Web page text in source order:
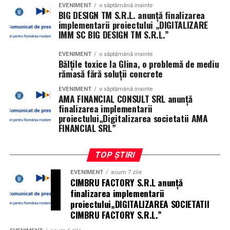
Astfel, chiar dacă nu sunt mereu în centrul atenției,
facilitățile sanitare rămân una dintre componentele
și orientat spre nevoile reale ale vizitatorilor.
Individuelle Softwareentwicklung.Das Team baut
Anwendungen entlang der bestehenden
bis zu internen Fachanwendungen — statt eine
Standardlösung überzustülpen.
Infrastruktur- und Cloud-Betrieb.Laufende
Überwachung von Netzwerken und Cloud-Umgebungen,
mit dem Ziel, Ausfälle zu verhindern statt sie
nachträglich zu reparieren.
Anwendungswartung.Die im Alltag unsichtbare
Arbeit: Fehler beheben, Updates einspielen,
Performance nachjustieren, bevor Nutzer etwas
merken.
Cybersecurity.
Penetrationstests und
EVENIMENT o săptămână inainte
BIG DESIGN TM S.R.L. anunţă finalizarea
implementarii proiectului „DIGITALIZARE
IMM SC BIG DESIGN TM S.R.L.”
EVENIMENT o săptămână inainte
Bălțile toxice la Glina, o problemă de mediu
rămasă fără soluții concrete
EVENIMENT o săptămână inainte
AMA FINANCIAL CONSULT SRL anunţă
finalizarea implementarii
proiectului„Digitalizarea societatii AMA
FINANCIAL SRL”
TOP ȘTIRI
EVENIMENT acum 7 zile
CIMBRU FACTORY S.R.L anunţă
finalizarea implementarii
proiectului„DIGITALIZAREA SOCIETATII
CIMBRU FACTORY S.R.L.”